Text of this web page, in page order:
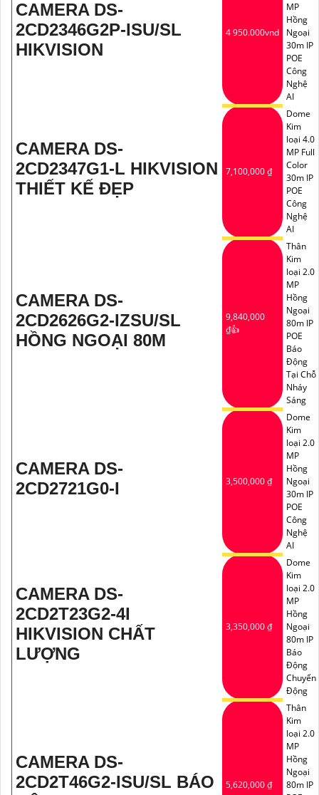
CAMERA DS-
2CD2346G2P-ISU/SL
HIKVISION
4 950.000vnd
MP
Hồng
Ngoại
30m IP
POE
Công
Nghệ
AI
CAMERA DS-
2CD2347G1-L HIKVISION
THIẾT KẾ ĐẸP
7,100,000 ₫
Dome
Kim
loại 4.0
MP Full
Color
30m IP
POE
Công
Nghệ
AI
CAMERA DS-
2CD2626G2-IZSU/SL
HỒNG NGOẠI 80M
9,840,000
₫👍
Thân
Kim
loại 2.0
MP
Hồng
Ngoại
80m IP
POE
Báo
Động
Tại Chỗ
Nháy
Sáng
CAMERA DS-
2CD2721G0-I
3,500,000 ₫
Dome
Kim
loại 2.0
MP
Hồng
Ngoại
30m IP
POE
Công
Nghệ
AI
CAMERA DS-
2CD2T23G2-4I
HIKVISION CHẤT
LƯỢNG
3,350,000 ₫
Dome
Kim
loại 2.0
MP
Hồng
Ngoại
80m IP
Báo
Động
Chuyển
Động
CAMERA DS-
2CD2T46G2-ISU/SL BÁO
5,620,000 ₫
Thân
Kim
loại 2.0
MP
Hồng
Ngoại
80m IP